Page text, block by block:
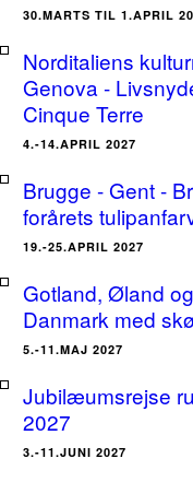
30.MARTS TIL 1.APRIL
Norditaliens
Genova -
Cinque Terre
4.-14.APRIL 2027
Brugge - Gent -
forårets
19.-25.APRIL 2027
Gotland, Øland
Danmark med
5.-11.MAJ 2027
Jubilæumsrejse
2027
3.-11.JUNI 2027